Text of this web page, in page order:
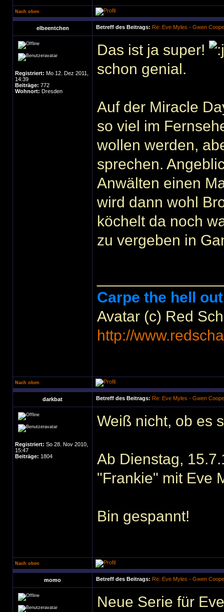
Nach oben
elbeentchen Betreff des Beitrags: Re: Eve Myles - Gwen
Registriert: Mo 12. Dez 2011,
14:39
Beiträge: 772
Wohnort: Dresden
Das ist ja super!
schon genial.
Auf der Miracle
so viel im
wollen werden,
sprechen.
Anwälten einen
wird dann wohl
köchelt da noch
zu vergeben in
Carpe the hell
Avatar (c) Red
http://
Nach oben
darkbat Betreff des Beitrags: Re: Eve Myles - Gwen
Registriert: So 28. Nov 2010,
15:47
Beiträge: 1804
Weiß nicht, ob es
Ab Dienstag,
"Frankie" mit Eve
Bin gespannt!
Nach oben
momo Betreff des Beitrags: Re: Eve Myles - Gwen
Neue Serie für